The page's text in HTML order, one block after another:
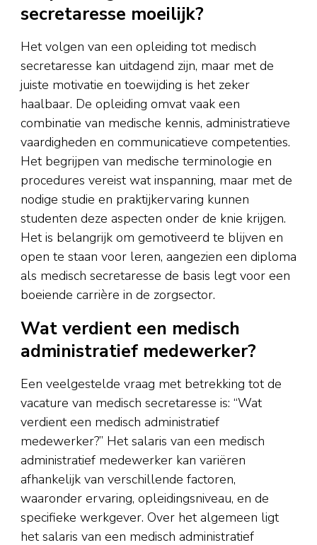
secretaresse moeilijk?
Het volgen van een opleiding tot medisch
secretaresse kan uitdagend zijn, maar met de
juiste motivatie en toewijding is het zeker
haalbaar. De opleiding omvat vaak een
combinatie van medische kennis, administratieve
vaardigheden en communicatieve competenties.
Het begrijpen van medische terminologie en
procedures vereist wat inspanning, maar met de
nodige studie en praktijkervaring kunnen
studenten deze aspecten onder de knie krijgen.
Het is belangrijk om gemotiveerd te blijven en
open te staan voor leren, aangezien een diploma
als medisch secretaresse de basis legt voor een
boeiende carrière in de zorgsector.
Wat verdient een medisch
administratief medewerker?
Een veelgestelde vraag met betrekking tot de
vacature van medisch secretaresse is: “Wat
verdient een medisch administratief
medewerker?” Het salaris van een medisch
administratief medewerker kan variëren
afhankelijk van verschillende factoren,
waaronder ervaring, opleidingsniveau, en de
specifieke werkgever. Over het algemeen ligt
het salaris van een medisch administratief